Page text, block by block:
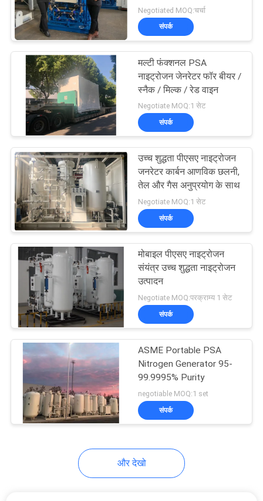
Hydrogen
Generators
Ammonia Cracker
Methanol Cracking
हाइड्रोजन ईंधन सेल
Negotiated MOQ:चर्चा
संपर्क
मल्टी फंक्शनल PSA
नाइट्रोजन जेनरेटर फॉर बीयर /
स्नैक / मिल्क / रेड वाइन
Negotiate MOQ:1 सेट
संपर्क
उच्च शुद्धता पीएसए नाइट्रोजन
जनरेटर कार्बन आणविक छलनी,
तेल और गैस अनुप्रयोग के साथ
Negotiate MOQ:1 सेट
संपर्क
मोबाइल पीएसए नाइट्रोजन
संयंत्र उच्च शुद्धता नाइट्रोजन
उत्पादन
Negotiate MOQ:परक्राम्य 1 सेट
संपर्क
ASME Portable PSA
Nitrogen Generator 95-
99.9995% Purity
negotiable MOQ:1 set
संपर्क
और देखो